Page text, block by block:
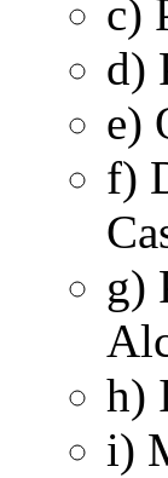
c)
d)
e)
f)
g)
h)
i)